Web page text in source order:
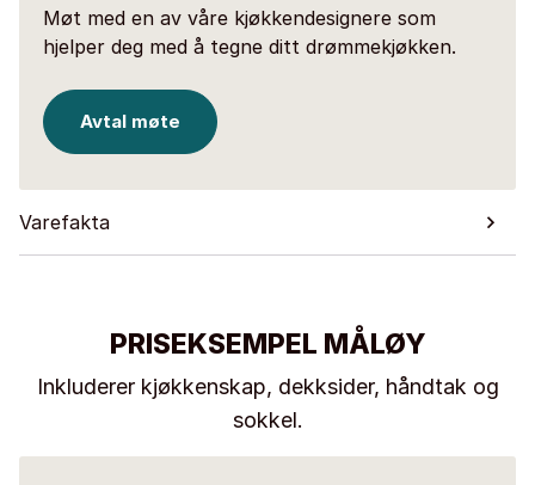
Møt med en av våre kjøkkendesignere som
hjelper deg med å tegne ditt drømmekjøkken.
Avtal møte
Varefakta
PRISEKSEMPEL MÅLØY
Inkluderer kjøkkenskap, dekksider, håndtak og
sokkel.